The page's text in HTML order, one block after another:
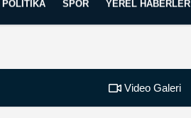
POLITIKA SPOR YEREL HABERLER
Video Galeri